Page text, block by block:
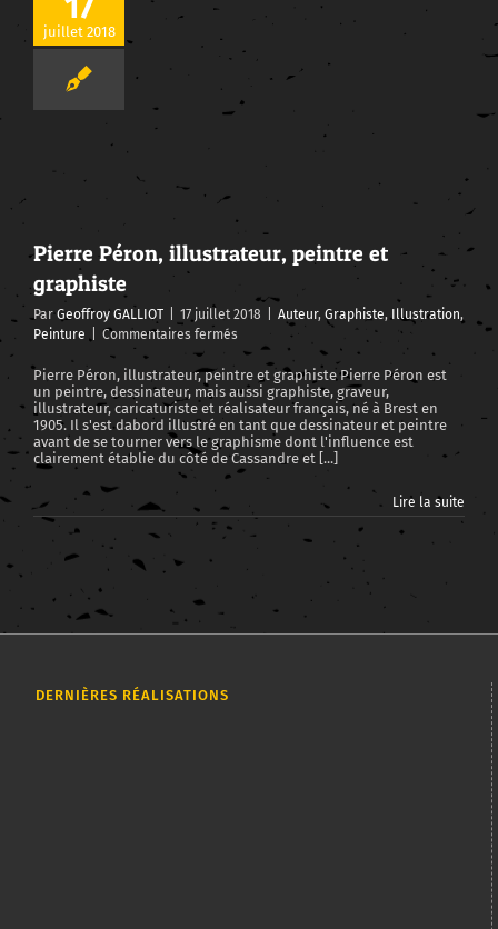
juillet 2018
Pierre Péron, illustrateur, peintre et
graphiste
Par Geoffroy GALLIOT 17 juillet 2018 Auteur, Graphiste,Illustration,
Peinture
Commentaires fermés
Pierre
Péron,
illustrateur,
peintre
et
graphiste
Pierre Péron, illustrateur, peintre et graphiste Pierre Péron est
un peintre, dessinateur, mais aussi graphiste, graveur,
illustrateur, caricaturiste et réalisateur français, né à Brest en
1905. Il s'est dabord illustré en tant que dessinateur et peintre
avant de se tourner vers le graphisme dont l'influence est
clairement établie du côté de Cassandre et [...]
Lire la suite
DERNIÈRES RÉALISATIONS